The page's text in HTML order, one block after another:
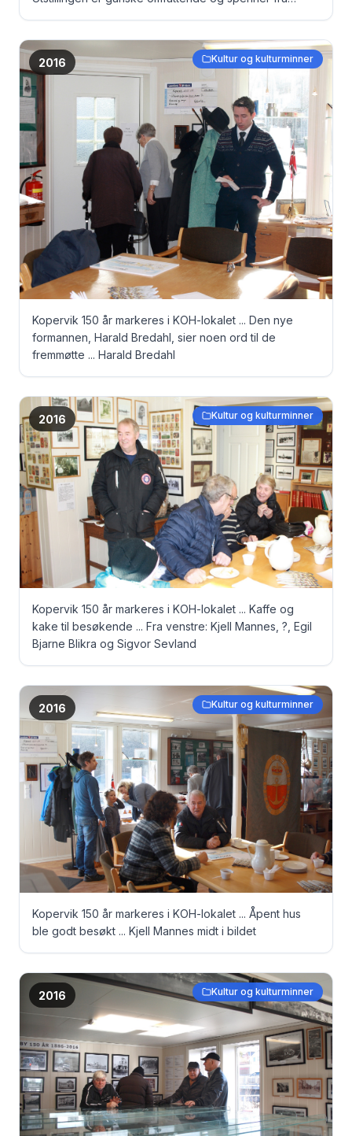
Stangeland ...
2016
Kultur og kulturminner
Kopervik 150 år markeres i KOH-lokalet ... Den nye
formannen, Harald Bredahl, sier noen ord til de
fremmøtte ... Harald Bredahl
2016 Kultur og kulturminner
Kopervik 150 år markeres i KOH-lokalet ... Kaffe og
kake til besøkende ... Fra venstre: Kjell Mannes, ?, Egil
Bjarne Blikra og Sigvor Sevland
2016 Kultur og kulturminner
Kopervik 150 år markeres i KOH-lokalet ... Åpent hus
ble godt besøkt ... Kjell Mannes midt i bildet
2016 Kultur og kulturminner